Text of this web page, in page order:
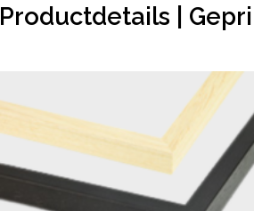
Productdetails |